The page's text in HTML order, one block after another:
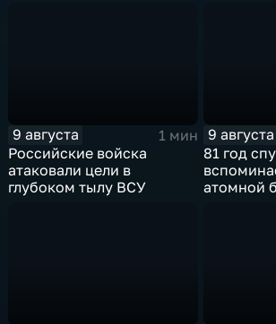
9 августа
1 мин
Российские войска
атаковали цели в
глубоком тылу ВСУ
9 августа
81 год
атомной